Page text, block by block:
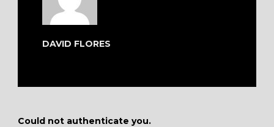
DAVID FLORES
Could not authenticate you.